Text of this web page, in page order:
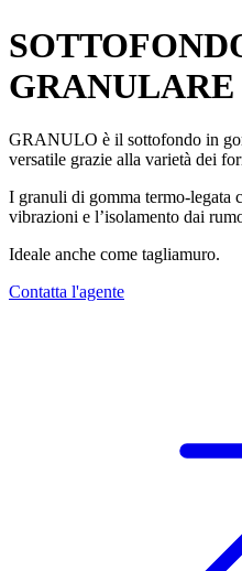
GRANULARE
GRANULO è il sottofondo in
versatile grazie alla varietà dei
I granuli di gomma termo-legata
vibrazioni e l’isolamento dai
Ideale anche come tagliamuro.
Contatta l'agente